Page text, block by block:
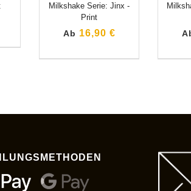
Milkshake Serie: Jinx -
Print
Ab 16,90 €